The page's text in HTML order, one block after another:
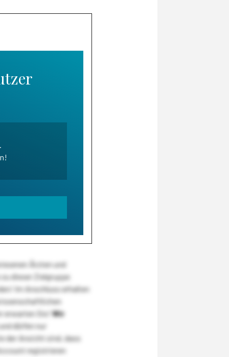
Ärzten und
dieser Zielgruppe
Im Anschluss erhalten
erwarten Sie!Wir
dürfen nur
der Ansicht sind, dass
registrieren